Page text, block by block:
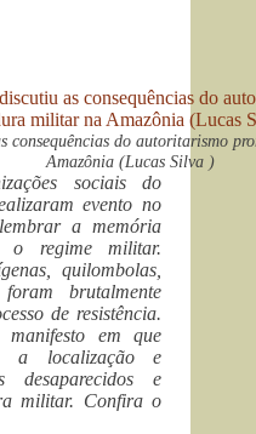
consequências do autoritarismo
Amazônia (Lucas Silva )
sociais do
evento no
a memória
o regime militar.
quilombolas,
brutalmente
de resistência.
em que
a localização e
desaparecidos e
militar. Confira o